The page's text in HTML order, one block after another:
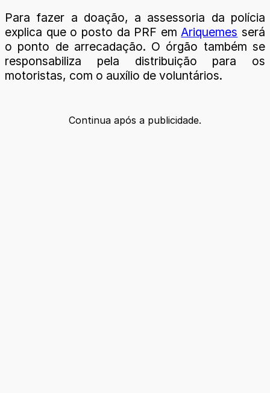
Para fazer a doação, a assessoria da polícia
explica que o posto da PRF emAriquemes será
o ponto de arrecadação. O órgão também se
responsabiliza pela distribuição para os
motoristas, com o auxílio de voluntários.
Continua após a publicidade.